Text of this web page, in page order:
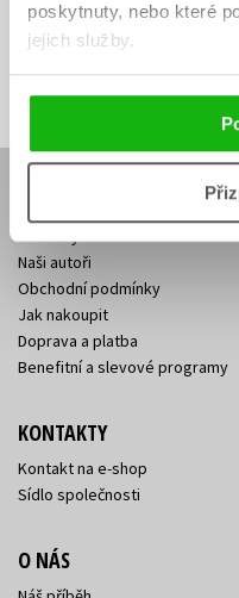
poskytnuty, nebo které
jejich služby.
mailových novineksouhlasíte
Vaše e-
mailová
Vaše e-
mailová
Vaše e-mailová adresa
Aktuality
Naši autoři
Obchodní podmínky
Jak nakoupit
Doprava a platba
Benefitní a slevové programy
KONTAKTY
Kontakt na e-shop
Sídlo společnosti
O NÁS